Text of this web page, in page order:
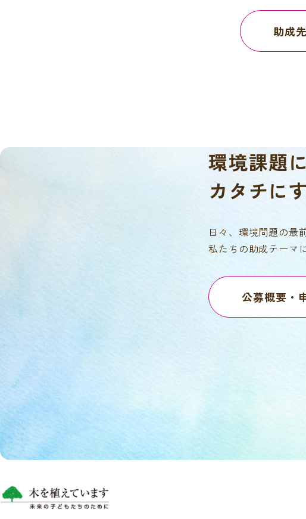
助成
環境課題
カタチに
日々、環境問題の最
私たちの助成テーマ
公募概要・